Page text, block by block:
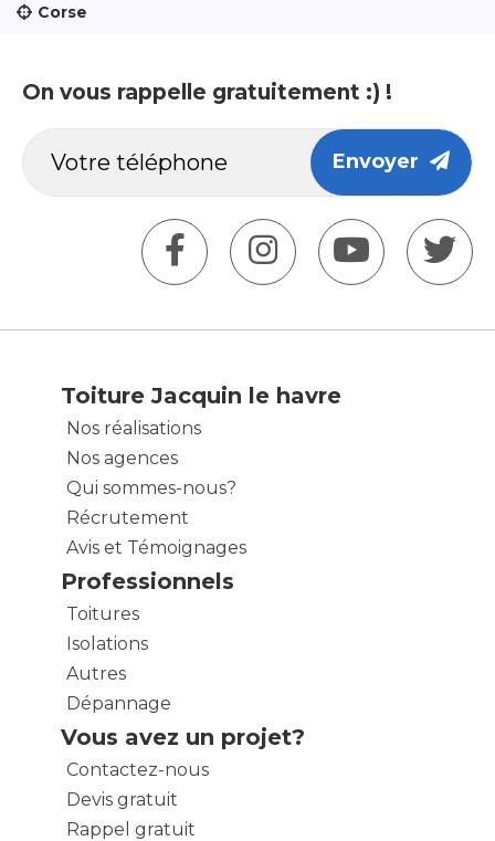
Corse
On vous rappelle gratuitement :) !
Envoyer
Toiture Jacquin le havre
Nos réalisations
Nos agences
Qui sommes-nous?
Récrutement
Avis et Témoignages
Professionnels
Toitures
Isolations
Autres
Dépannage
Vous avez un projet?
Contactez-nous
Devis gratuit
Rappel gratuit